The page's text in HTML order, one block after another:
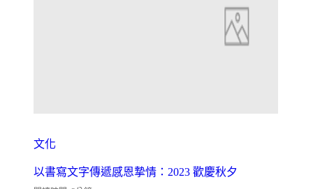
文化
以書寫文字傳遞感恩摯情：2023 歡慶秋夕